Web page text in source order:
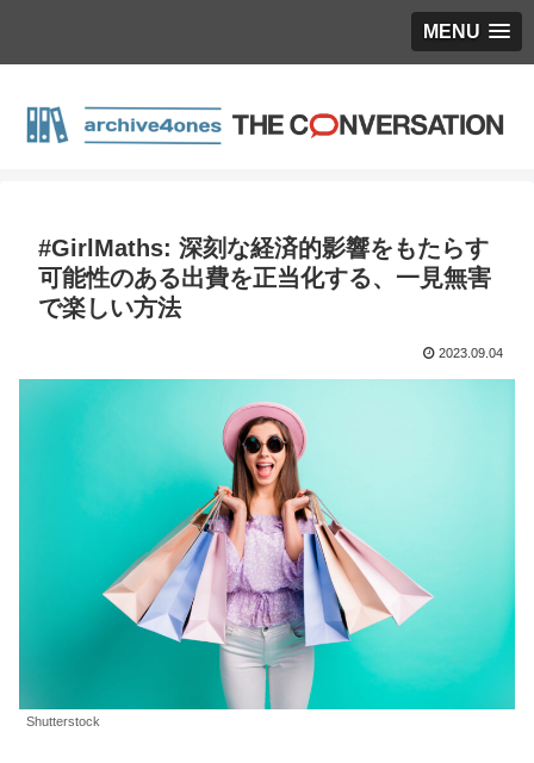
MENU
#GirlMaths: 深刻な経済的影響をもたらす
可能性のある出費を正当化する、一見無害
で楽しい方法
2023.09.04
Shutterstock